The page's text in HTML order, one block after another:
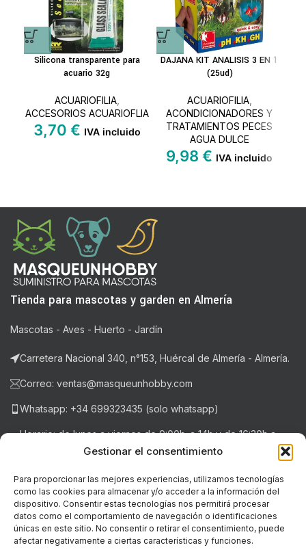
Gestionar el consentimiento
Para proporcionar las mejores experiencias, utilizamos tecnologías
como las cookies para almacenar y/o acceder a la información del
dispositivo. Consentir estas tecnologías nos permitirá procesar
datos como el comportamiento de navegación o identificaciones
únicas en este sitio. No consentir o retirar el consentimiento, puede
afectar negativamente a ciertas características y funciones.
Silicona transparente para
acuario 32g
ACUARIOFILIA,
ACCESORIOS ACUARIOFLIA
3,70 € IVA incluido
DAJANA KIT ANALISIS 3 EN 1
(25ud)
ACUARIOFILIA,
ACONDICIONADORES Y
TRATAMIENTOS PECES
AGUA DULCE
9,98 € IVA incluido
Tienda para mascotas y garden en Almería
Mascotas - Aves - Huerto - Jardín
Carretera Nacional 340, n°153, Huércal de Almería - Almería.
Correo: ventas@masqueunhobby.com
Whatsapp: +34 699323435 (solo whatsapp)
Horario: de lunes a viernes de 9:00h. a 14h y de 16:30h a
20:30h . Sábados de 9:00h a 14:00h.
NOTICIAS RECIENTES
LEGAL